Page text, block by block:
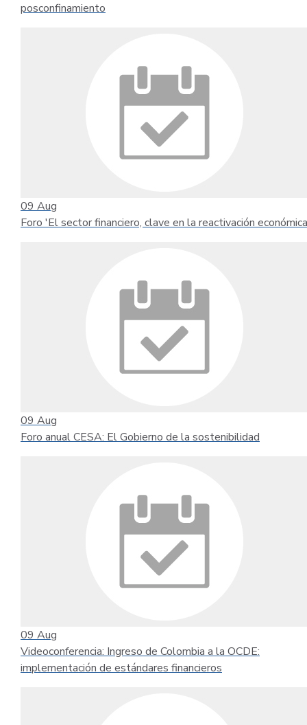
posconfinamiento
09 Aug
Foro 'El sector financiero, clave en la reactivación
09 Aug
Foro anual CESA: El Gobierno de la sostenibilidad
09 Aug
Videoconferencia: Ingreso de Colombia a la OCDE:
implementación de estándares financieros